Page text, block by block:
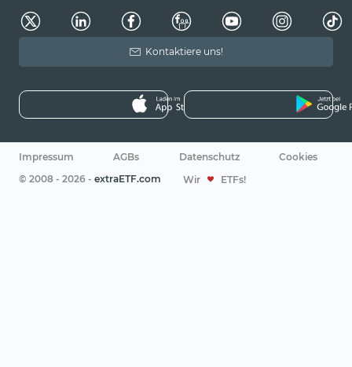
Kontaktiere uns!
Impressum AGBs Datenschutz
Cookies
© 2008 - 2026 - extraETF.com Wir ETFs!